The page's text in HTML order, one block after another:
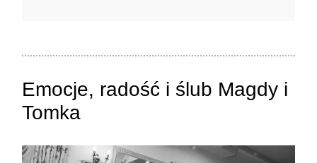
Emocje, radość i ślub Magdy i
Tomka